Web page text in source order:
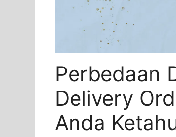
Perbedaan
Delivery
Anda